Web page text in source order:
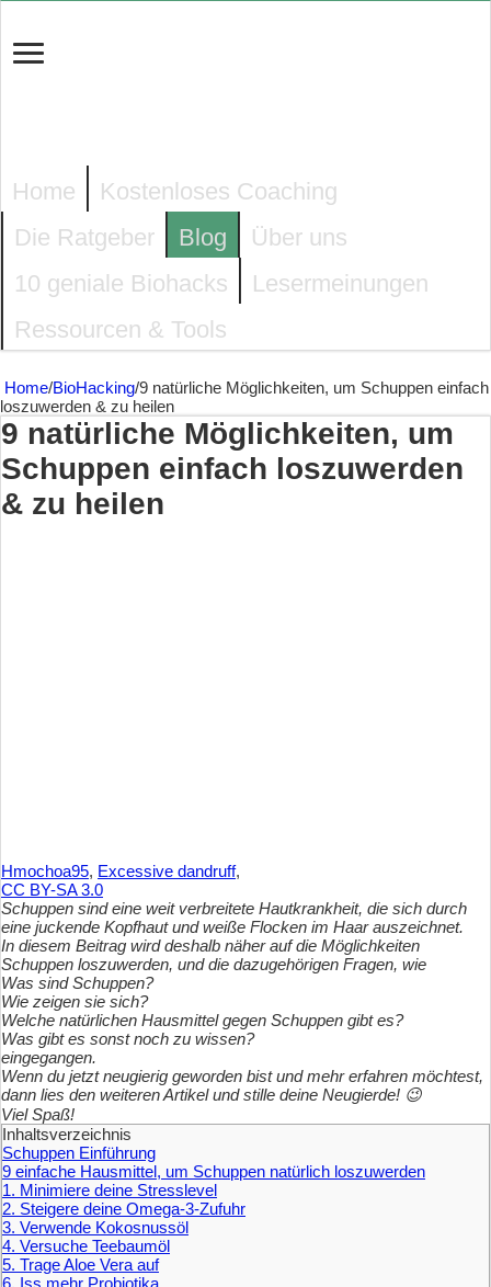
Home
Kostenloses Coaching
Die Ratgeber
Blog
Über uns
10 geniale Biohacks
Lesermeinungen
Ressourcen & Tools
Home/BioHacking/9 natürliche Möglichkeiten, um Schuppen einfach
loszuwerden & zu heilen
9 natürliche Möglichkeiten, um
Schuppen einfach loszuwerden
& zu heilen
Hmochoa95, Excessive dandruff,
CC BY-SA 3.0
Schuppen sind eine weit verbreitete Hautkrankheit, die sich durch
eine juckende Kopfhaut und weiße Flocken im Haar auszeichnet.
In diesem Beitrag wird deshalb näher auf die Möglichkeiten
Schuppen loszuwerden, und die dazugehörigen Fragen, wie
Was sind Schuppen?
Wie zeigen sie sich?
Welche natürlichen Hausmittel gegen Schuppen gibt es?
Was gibt es sonst noch zu wissen?
eingegangen.
Wenn du jetzt neugierig geworden bist und mehr erfahren möchtest,
dann lies den weiteren Artikel und stille deine Neugierde! 😉
Viel Spaß!
Inhaltsverzeichnis
Schuppen Einführung
9 einfache Hausmittel, um Schuppen natürlich loszuwerden
1. Minimiere deine Stresslevel
2. Steigere deine Omega-3-Zufuhr
3. Verwende Kokosnussöl
4. Versuche Teebaumöl
5. Trage Aloe Vera auf
6. Iss mehr Probiotika